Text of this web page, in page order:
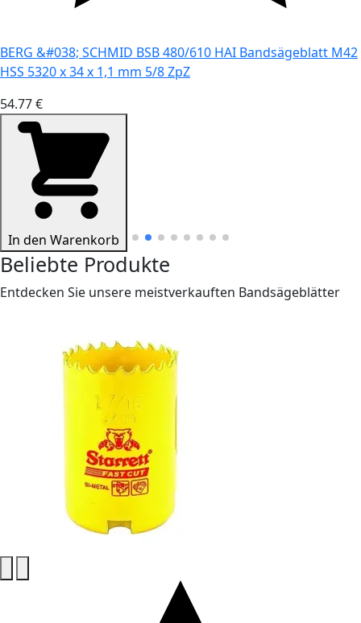
BERG &#038; SCHMID BSB 480/610 HAI Bandsägeblatt M42
HSS 5320 x 34 x 1,1 mm 5/8 ZpZ
54.77 €
In den Warenkorb
Beliebte Produkte
Entdecken Sie unsere meistverkauften Bandsägeblätter